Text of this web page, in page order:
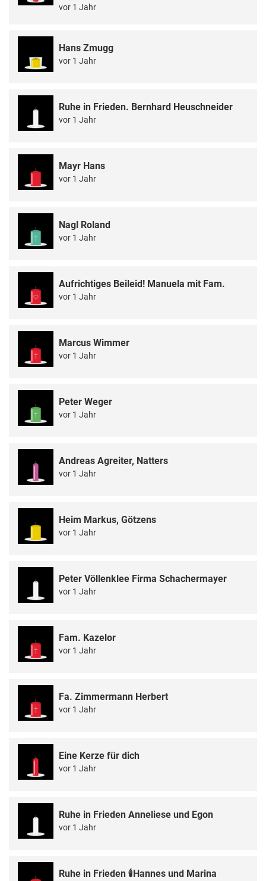
vor 1 Jahr
Hans Zmugg
vor 1 Jahr
Ruhe in Frieden. Bernhard Heuschneider
vor 1 Jahr
Mayr Hans
vor 1 Jahr
Nagl Roland
vor 1 Jahr
Aufrichtiges Beileid! Manuela mit Fam.
vor 1 Jahr
Marcus Wimmer
vor 1 Jahr
Peter Weger
vor 1 Jahr
Andreas Agreiter, Natters
vor 1 Jahr
Heim Markus, Götzens
vor 1 Jahr
Peter Völlenklee Firma Schachermayer
vor 1 Jahr
Fam. Kazelor
vor 1 Jahr
Fa. Zimmermann Herbert
vor 1 Jahr
Eine Kerze für dich
vor 1 Jahr
Ruhe in Frieden Anneliese und Egon
vor 1 Jahr
Ruhe in Frieden 🕯️Hannes und Marina